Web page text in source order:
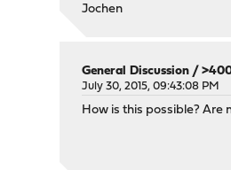
Jochen
General Discussion /
July 30, 2015, 09:43:08 PM
How is this possible?